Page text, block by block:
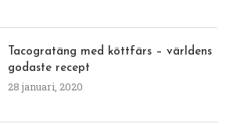
Tacogratäng med köttfärs – världens
godaste recept
28 januari, 2020